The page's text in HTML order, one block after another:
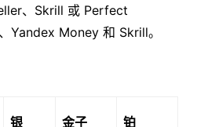
、Skrill 或 Perfect
Yandex Money 和 Skrill。
银 金子 铂